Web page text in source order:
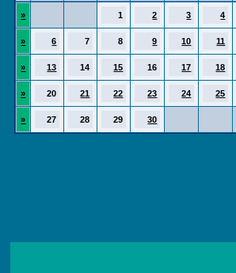
» 1 2 3 4
» 6 7 8 9 10 11
» 13 14 15 16 17 18
» 20 21 22 23 24 25
» 27 28 29 30